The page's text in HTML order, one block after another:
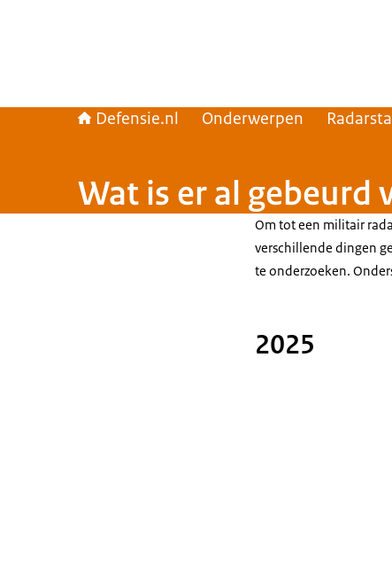
Defensie.nl Onderwerpen
Wat is er al
Om tot een militair
verschillende dingen
te onderzoeken.
2025